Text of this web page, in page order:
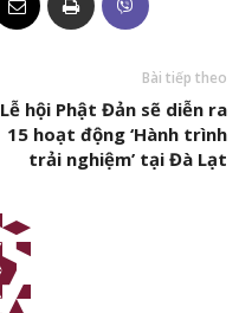
Bài tiếp theo
Lễ hội Phật Đản sẽ diễn ra
15 hoạt động ‘Hành trình
trải nghiệm’ tại Đà Lạt